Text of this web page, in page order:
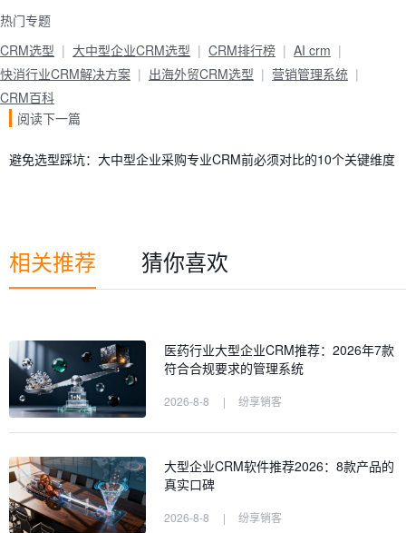
热门专题
CRM选型
大中型企业CRM选型 CRM排行榜
AI crm
快消行业CRM解决方案
出海外贸CRM选型
营销管理系统
CRM百科
阅读下一篇
避免选型踩坑：大中型企业采购专业CRM前必须对比的10个关键维度
相关推荐 猜你喜欢
医药行业大型企业CRM推荐：2026年7款
符合合规要求的管理系统
2026-8-8 | 纷享销客
大型企业CRM软件推荐2026：8款产品的
真实口碑
2026-8-8 | 纷享销客